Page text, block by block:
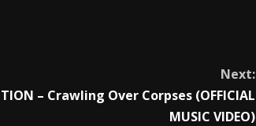
Next:
– Crawling Over Corpses (OFFICIAL
MUSIC VIDEO)